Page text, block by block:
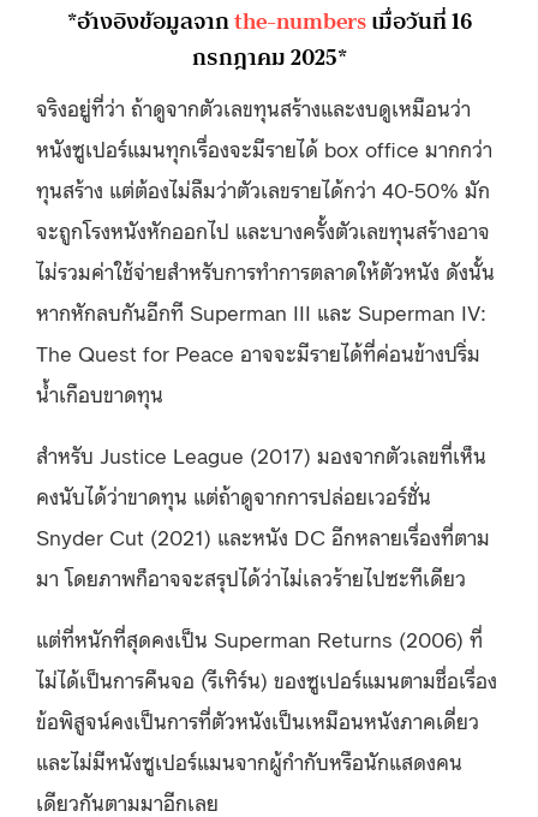
*อ้างอิงข้อมูลจากthe-numbersเมื่อวันที่ 16
กรกฎาคม 2025*
จริงอยู่ที่ว่า ถ้าดูจากตัวเลขทุนสร้างและงบดูเหมือนว่า
หนังซูเปอร์แมนทุกเรื่องจะมีรายได้ box office มากกว่า
ทุนสร้าง แต่ต้องไม่ลืมว่าตัวเลขรายได้กว่า 40-50% มัก
จะถูกโรงหนังหักออกไป และบางครั้งตัวเลขทุนสร้างอาจ
ไม่รวมค่าใช้จ่ายสำหรับการทำการตลาดให้ตัวหนัง ดังนั้น
หากหักลบกันอีกที Superman III และ Superman IV:
The Quest for Peace อาจจะมีรายได้ที่ค่อนข้างปริ่ม
น้ำเกือบขาดทุน
สำหรับ Justice League (2017) มองจากตัวเลขที่เห็น
คงนับได้ว่าขาดทุน แต่ถ้าดูจากการปล่อยเวอร์ชั่น
Snyder Cut (2021) และหนัง DC อีกหลายเรื่องที่ตาม
มา โดยภาพก็อาจจะสรุปได้ว่าไม่เลวร้ายไปซะทีเดียว
แต่ที่หนักที่สุดคงเป็น Superman Returns (2006) ที่
ไม่ได้เป็นการคืนจอ (รีเทิร์น) ของซูเปอร์แมนตามชื่อเรื่อง
ข้อพิสูจน์คงเป็นการที่ตัวหนังเป็นเหมือนหนังภาคเดี่ยว
และไม่มีหนังซูเปอร์แมนจากผู้กำกับหรือนักแสดงคน
เดียวกันตามมาอีกเลย